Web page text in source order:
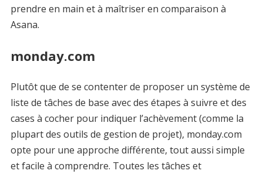
prendre en main et à maîtriser en comparaison à
Asana.
monday.com
Plutôt que de se contenter de proposer un système de
liste de tâches de base avec des étapes à suivre et des
cases à cocher pour indiquer l’achèvement (comme la
plupart des outils de gestion de projet), monday.com
opte pour une approche différente, tout aussi simple
et facile à comprendre. Toutes les tâches et